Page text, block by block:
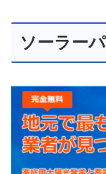
ソーラー